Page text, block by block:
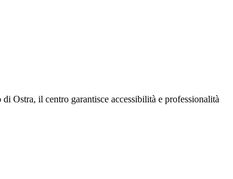
Ostra, il centro garantisce accessibilità e professionalità